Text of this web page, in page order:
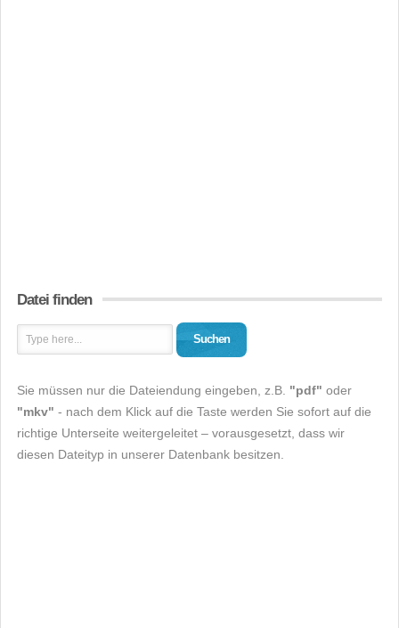
Datei finden
Suchen
Sie müssen nur die Dateiendung eingeben, z.B. "pdf" oder
"mkv" - nach dem Klick auf die Taste werden Sie sofort auf die
richtige Unterseite weitergeleitet – vorausgesetzt, dass wir
diesen Dateityp in unserer Datenbank besitzen.